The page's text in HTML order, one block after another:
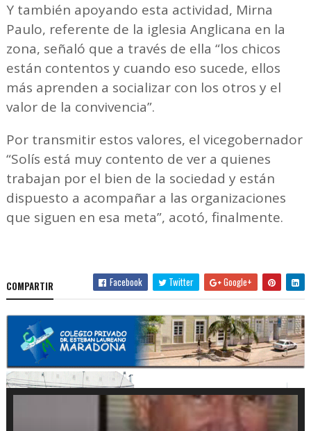
Y también apoyando esta actividad, Mirna
Paulo, referente de la iglesia Anglicana en la
zona, señaló que a través de ella “los chicos
están contentos y cuando eso sucede, ellos
más aprenden a socializar con los otros y el
valor de la convivencia”.
Por transmitir estos valores, el vicegobernador
“Solís está muy contento de ver a quienes
trabajan por el bien de la sociedad y están
dispuesto a acompañar a las organizaciones
que siguen en esa meta”, acotó, finalmente.
COMPARTIR Facebook Twitter Google+